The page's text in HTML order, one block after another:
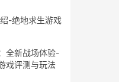
-绝地求生游戏
全新战场体验-
戏评测与玩法